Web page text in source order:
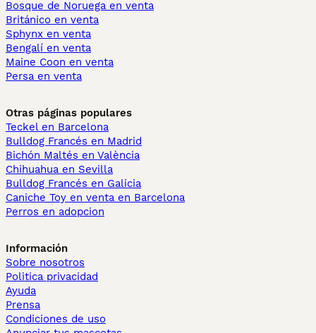
Bosque de Noruega en venta
Británico en venta
Sphynx en venta
Bengalí en venta
Maine Coon en venta
Persa en venta
Otras páginas populares
Teckel en Barcelona
Bulldog Francés en Madrid
Bichón Maltés en València
Chihuahua en Sevilla
Bulldog Francés en Galicia
Caniche Toy en venta en Barcelona
Perros en adopcion
Información
Sobre nosotros
Politica privacidad
Ayuda
Prensa
Condiciones de uso